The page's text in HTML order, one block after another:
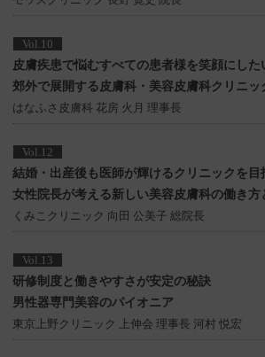
Vol.10
皮膚疾患で悩むすべての患者様を笑顔にした
郊外で展開する皮膚科・美容皮膚科クリニッ
はなふさ皮膚科 花房 火月 理事長
Vol.12
結婚・出産後も医師が輝けるクリニックを目
女性院長が考える新しい美容皮膚科の働き方
くみこクリニック 向田 公美子 総院長
Vol.13
研修制度と働きやすさが安定の秘訣
男性器専門美容のパイオニア
東京上野クリニック 上伸会 理事長 河村 悦宏